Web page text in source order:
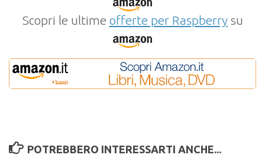
Scopri le ultime offerte per Raspberrysu
POTREBBERO INTERESSARTI ANCHE...